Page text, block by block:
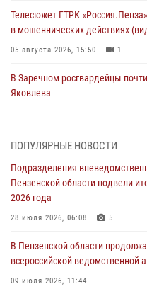
Телесюжет ГТРК
в мошеннических действиях
05 августа 2026, 15:50 1
В Заречном росгвардейцы
Яковлева
Сотрудники пензенского ОМОН
05 августа 2026, 06:15
В Пензе сотрудники Росгвардии
дезориентированному
В Пензе при силовой
деятельность ОПГ,
ПОПУЛЯРНЫЕ НОВОСТИ
Подразделения
Пензенской области подвели
2026 года
28 июля 2026, 06:08 5
В Пензенской области
всероссийской ведомственной
09 июля 2026, 11:44